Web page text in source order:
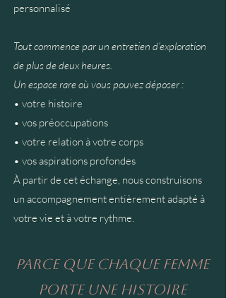
personnalisé
Tout commence par un entretien d’exploration
de plus de deux heures.
Un espace rare où vous pouvez déposer :
• votre histoire
• vos préoccupations
• votre relation à votre corps
• vos aspirations profondes
À partir de cet échange, nous construisons
un accompagnement entièrement adapté à
votre vie et à votre rythme.
Parce que chaque femme
porte une histoire